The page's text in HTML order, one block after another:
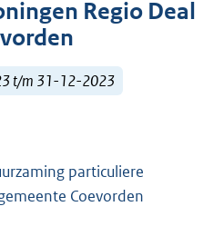
Regio Deal
t/m 31-12-2023
particuliere
Coevorden